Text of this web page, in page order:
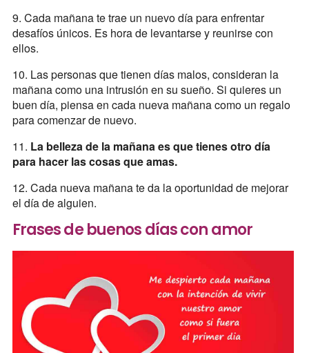
9. Cada mañana te trae un nuevo día para enfrentar
desafíos únicos. Es hora de levantarse y reunirse con
ellos.
10. Las personas que tienen días malos, consideran la
mañana como una intrusión en su sueño. Si quieres un
buen día, piensa en cada nueva mañana como un regalo
para comenzar de nuevo.
11. La belleza de la mañana es que tienes otro día
para hacer las cosas que amas.
12. Cada nueva mañana te da la oportunidad de mejorar
el día de alguien.
Frases de buenos días con amor